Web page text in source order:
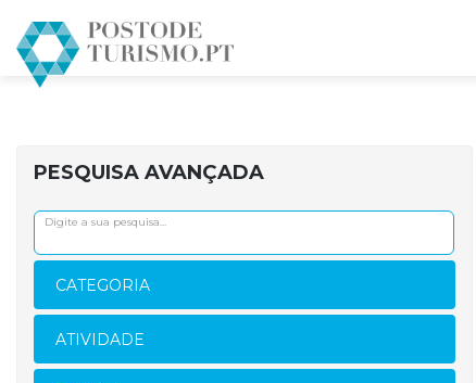
PESQUISA AVANÇADA
CATEGORIA
ATIVIDADE